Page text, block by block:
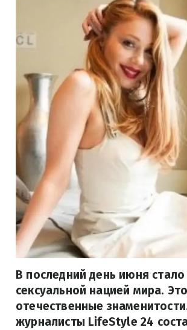
В последний день июня
сексуальной нацией мира.
отечественные
журналисты LifeStyle 24